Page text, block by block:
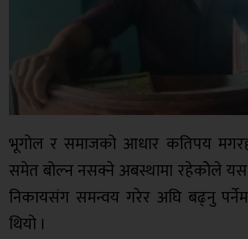
भूगोल र समाजको आधार कतिपय
समेत बोल्न नसक्ने अबस्थामा रहेकोेले यस
निकायसंग समन्वय गरेर अघि बढ्नु
थियो ।